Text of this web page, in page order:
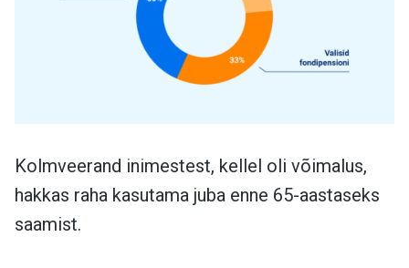
Kolmveerand inimestest, kellel oli võimalus,
hakkas raha kasutama juba enne 65-aastaseks
saamist.